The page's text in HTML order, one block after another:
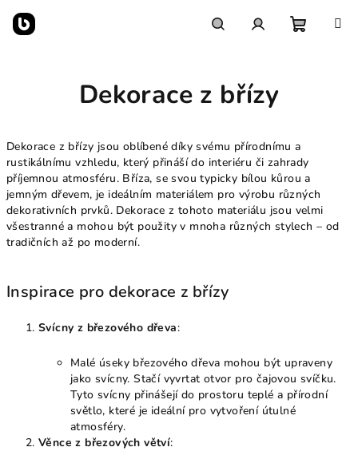
obsah
Dekorace z břízy
Dekorace z břízy jsou oblíbené díky svému přírodnímu a
rustikálnímu vzhledu, který přináší do interiéru či zahrady
příjemnou atmosféru. Bříza, se svou typicky bílou kůrou a
jemným dřevem, je ideálním materiálem pro výrobu různých
dekorativních prvků. Dekorace z tohoto materiálu jsou velmi
všestranné a mohou být použity v mnoha různých stylech – od
tradičních až po moderní.
Inspirace pro dekorace z břízy
Svícny z březového dřeva:
Malé úseky březového dřeva mohou být upraveny
jako svícny. Stačí vyvrtat otvor pro čajovou svíčku.
Tyto svícny přinášejí do prostoru teplé a přírodní
světlo, které je ideální pro vytvoření útulné
atmosféry.
Věnce z březových větví: